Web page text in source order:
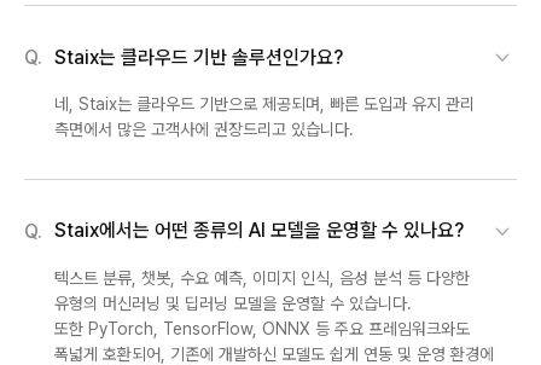
Q. Staix는 클라우드 기반 솔루션인가요?
네, Staix는 클라우드 기반으로 제공되며, 빠른 도입과 유지 관리
측면에서 많은 고객사에 권장드리고 있습니다.
Q. Staix에서는 어떤 종류의 AI 모델을 운영할 수 있나요?
텍스트 분류, 챗봇, 수요 예측, 이미지 인식, 음성 분석 등 다양한
유형의 머신러닝 및 딥러닝 모델을 운영할 수 있습니다.
또한 PyTorch, TensorFlow, ONNX 등 주요 프레임워크와도
폭넓게 호환되어, 기존에 개발하신 모델도 쉽게 연동 및 운영 환경에